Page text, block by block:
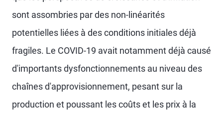
sont assombries par des non-linéarités
potentielles liées à des conditions initiales déjà
fragiles. Le COVID-19 avait notamment déjà causé
d'importants dysfonctionnements au niveau des
chaînes d'approvisionnement, pesant sur la
production et poussant les coûts et les prix à la